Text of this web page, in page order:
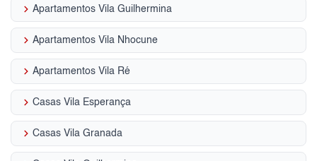
keyboard_arrow_right Apartamentos Vila Guilhermina
keyboard_arrow_right Apartamentos Vila Nhocune
keyboard_arrow_right Apartamentos Vila Ré
keyboard_arrow_right Casas Vila Esperança
keyboard_arrow_right Casas Vila Granada